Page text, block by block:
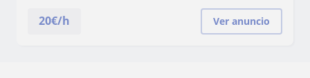
20€/h Ver anuncio